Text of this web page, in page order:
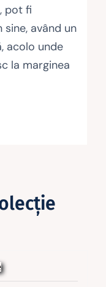
pot fi
având un
acolo unde
la marginea